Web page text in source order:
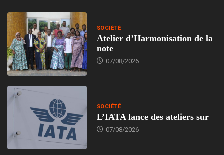
SOCIÉTÉ
Atelier d’Harmonisation de la
note
07/08/2026
SOCIÉTÉ
L’IATA lance des ateliers sur
07/08/2026